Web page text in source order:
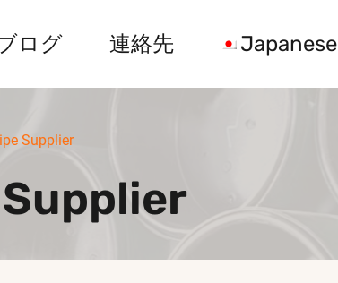
ログ 連絡先 Japanese
Supplier